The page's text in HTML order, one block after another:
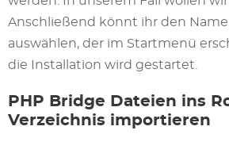
Anschließend könnt ihr den
auswählen, der im Startmenü
die Installation wird gestartet.
PHP Bridge Dateien ins
Verzeichnis importieren